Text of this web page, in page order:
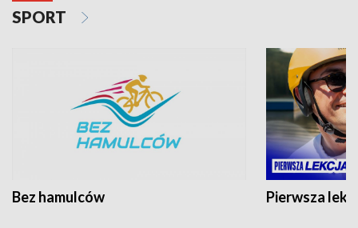
SPORT
Bez hamulców Pierwsza